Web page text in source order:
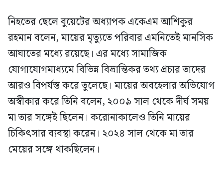
নিহতের ছেলে বুয়েটের অধ্যাপক একেএম আশিকুর
রহমান বলেন, মায়ের মৃত্যুতে পরিবার এমনিতেই মানসিক
আঘাতের মধ্যে রয়েছে। এর মধ্যে সামাজিক
যোগাযোগমাধ্যমে বিভিন্ন বিভ্রান্তিকর তথ্য প্রচার তাদের
আরও বিপর্যস্ত করে তুলেছে। মায়ের অবহেলার অভিযোগ
অস্বীকার করে তিনি বলেন, ২০০৯ সাল থেকে দীর্ঘ সময়
মা তার সঙ্গেই ছিলেন। করোনাকালেও তিনি মায়ের
চিকিৎসার ব্যবস্থা করেন। ২০২৪ সাল থেকে মা তার
মেয়ের সঙ্গে থাকছিলেন।